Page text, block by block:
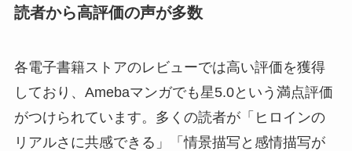
読者から高評価の声が多数
各電子書籍ストアのレビューでは高い評価を獲得
しており、Amebaマンガでも星5.0という満点評価
がつけられています。多くの読者が「ヒロインの
リアルさに共感できる」「情景描写と感情描写が